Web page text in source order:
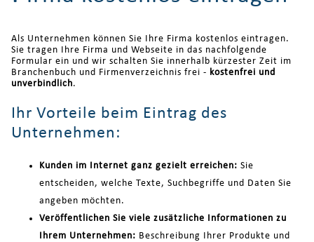
Als Unternehmen können Sie Ihre Firma kostenlos eintragen.
Sie tragen Ihre Firma und Webseite in das nachfolgende
Formular ein und wir schalten Sie innerhalb kürzester Zeit im
Branchenbuch und Firmenverzeichnis frei - kostenfrei und
unverbindlich.
Ihr Vorteile beim Eintrag des
Unternehmen:
Kunden im Internet ganz gezielt erreichen: Sie
entscheiden, welche Texte, Suchbegriffe und Daten Sie
angeben möchten.
Veröffentlichen Sie viele zusätzliche Informationen zu
Ihrem Unternehmen: Beschreibung Ihrer Produkte und